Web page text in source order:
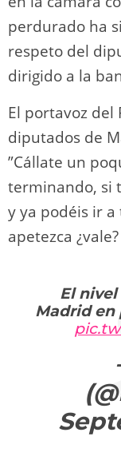
perdurado ha
respeto del
dirigido a la
El portavoz del
diputados de
”Cállate un
terminando, si
y ya podéis ir a
apetezca
El
Madrid en